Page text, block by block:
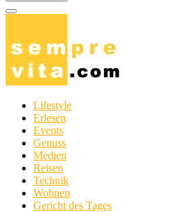
Lifestyle
Erlesen
Events
Genuss
Medien
Reisen
Technik
Wohnen
Gericht des Tages